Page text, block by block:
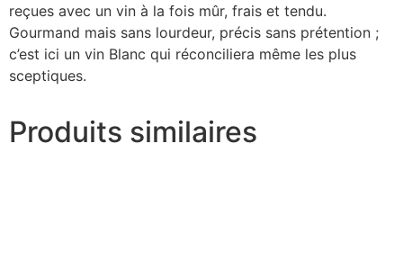
reçues avec un vin à la fois mûr, frais et tendu.
Gourmand mais sans lourdeur, précis sans prétention ;
c’est ici un vin Blanc qui réconciliera même les plus
sceptiques.
Produits similaires